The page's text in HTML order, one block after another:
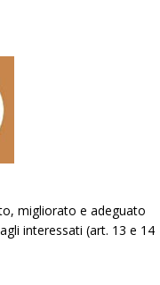
migliorato e adeguato
interessati (art. 13 e 14